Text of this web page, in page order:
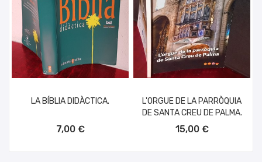
LA BÍBLIA DIDÀCTICA.
7,00 €
L'ORGUE DE LA PARRÒQUIA
DE SANTA CREU DE PALMA.
15,00 €